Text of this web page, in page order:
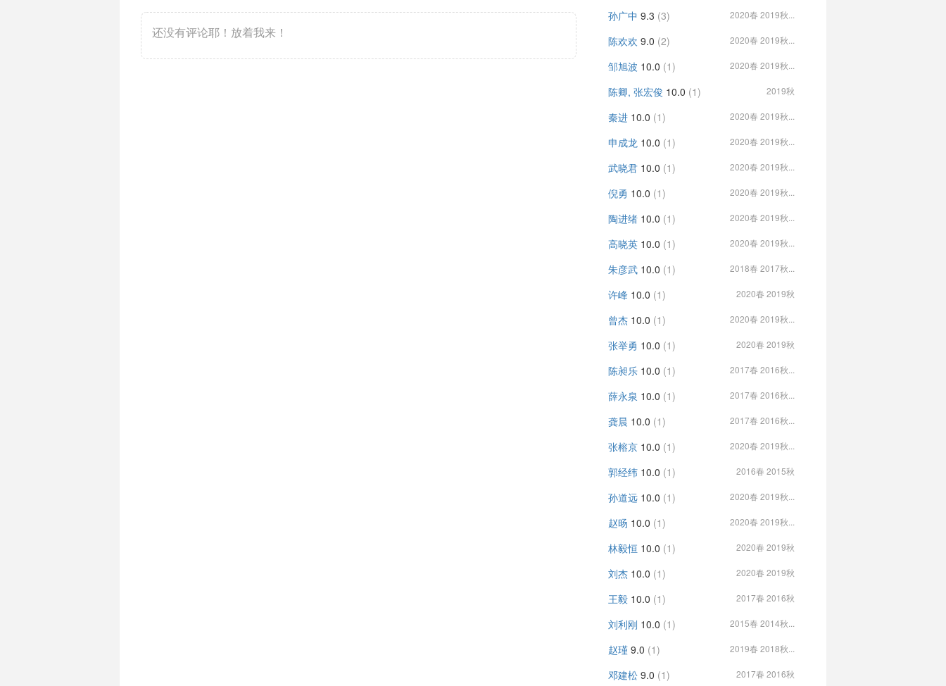
还没有评论耶！放着我来！
孙广中 9.3 (3) 2020春 2019秋...
陈欢欢 9.0 (2) 2020春 2019秋...
邹旭波 10.0 (1) 2020春 2019秋...
陈卿, 张宏俊 10.0 (1) 2019秋
秦进 10.0 (1) 2020春 2019秋...
申成龙 10.0 (1) 2020春 2019秋...
武晓君 10.0 (1) 2020春 2019秋...
倪勇 10.0 (1) 2020春 2019秋...
陶进绪 10.0 (1) 2020春 2019秋...
高晓英 10.0 (1) 2020春 2019秋...
朱彦武 10.0 (1) 2018春 2017秋...
许峰 10.0 (1) 2020春 2019秋
曾杰 10.0 (1) 2020春 2019秋...
张举勇 10.0 (1) 2020春 2019秋
陈昶乐 10.0 (1) 2017春 2016秋...
薛永泉 10.0 (1) 2017春 2016秋...
龚晨 10.0 (1) 2017春 2016秋...
张榕京 10.0 (1) 2020春 2019秋...
郭经纬 10.0 (1) 2016春 2015秋
孙道远 10.0 (1) 2020春 2019秋...
赵旸 10.0 (1) 2020春 2019秋...
林毅恒 10.0 (1) 2020春 2019秋
刘杰 10.0 (1) 2020春 2019秋
王毅 10.0 (1) 2017春 2016秋
刘利刚 10.0 (1) 2015春 2014秋...
赵瑾 9.0 (1) 2019春 2018秋...
邓建松 9.0 (1) 2017春 2016秋